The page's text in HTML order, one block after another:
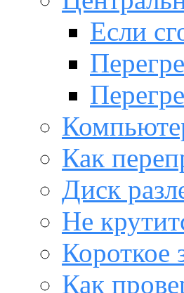
Если
Как
Диск
Не
Короткое
Как